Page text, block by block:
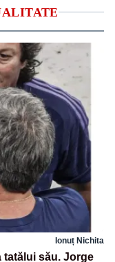
Ionuț Nichita
tatălui său. Jorge